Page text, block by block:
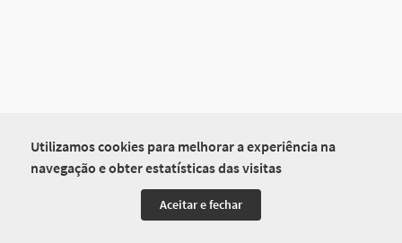
Utilizamos cookies para melhorar a experiência na
navegação e obter estatísticas das visitas
Aceitar e fechar